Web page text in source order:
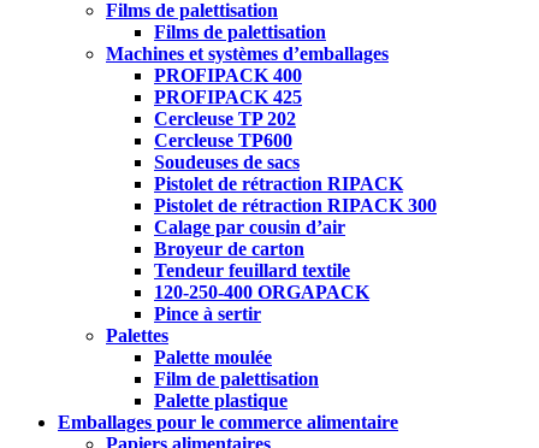
Films de palettisation
Films de palettisation
Machines et systèmes d’emballages
PROFIPACK 400
PROFIPACK 425
Cercleuse TP 202
Cercleuse TP600
Soudeuses de sacs
Pistolet de rétraction RIPACK
Pistolet de rétraction RIPACK 300
Calage par cousin d’air
Broyeur de carton
Tendeur feuillard textile
120-250-400 ORGAPACK
Pince à sertir
Palettes
Palette moulée
Film de palettisation
Palette plastique
Emballages pour le commerce alimentaire